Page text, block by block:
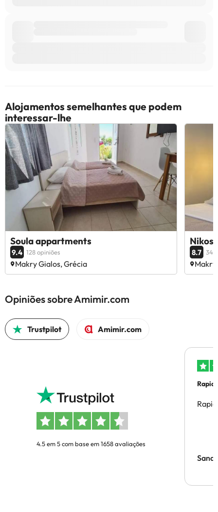
Alojamentos semelhantes que podem
interessar-lhe
Soula appartments
9.4 128 opiniões
Makry Gialos, Grécia
Nikos
8.7 34
Makry
Opiniões sobre Amimir.com
Trustpilot Amimir.com
4.5 em 5 com base em 1658 avaliações